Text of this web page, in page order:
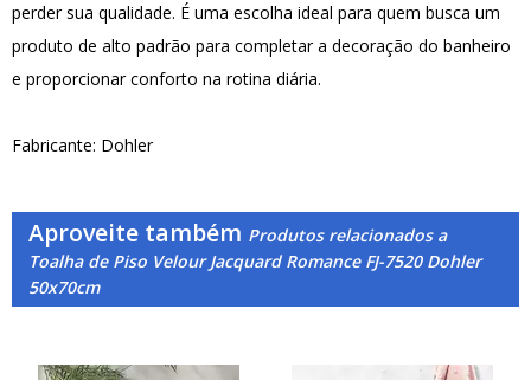
perder sua qualidade. É uma escolha ideal para quem busca um
produto de alto padrão para completar a decoração do banheiro
e proporcionar conforto na rotina diária.
Fabricante: Dohler
Aproveite também Produtos relacionados a
Toalha de Piso Velour Jacquard Romance FJ-7520 Dohler
50x70cm